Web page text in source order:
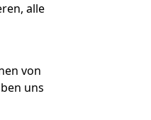
alle
von
uns